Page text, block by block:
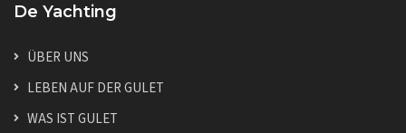
De Yachting
ÜBER UNS
LEBEN AUF DER GULET
WAS IST GULET